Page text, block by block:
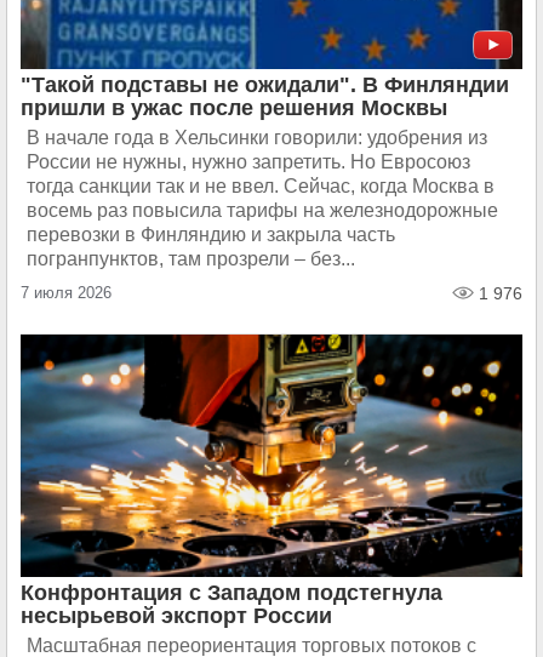
"Такой подставы не ожидали". В Финляндии
пришли в ужас после решения Москвы
В начале года в Хельсинки говорили: удобрения из
России не нужны, нужно запретить. Но Евросоюз
тогда санкции так и не ввел. Сейчас, когда Москва в
восемь раз повысила тарифы на железнодорожные
перевозки в Финляндию и закрыла часть
погранпунктов, там прозрели – без...
7 июля 2026 1 976
Конфронтация с Западом подстегнула
несырьевой экспорт России
Масштабная переориентация торговых потоков с